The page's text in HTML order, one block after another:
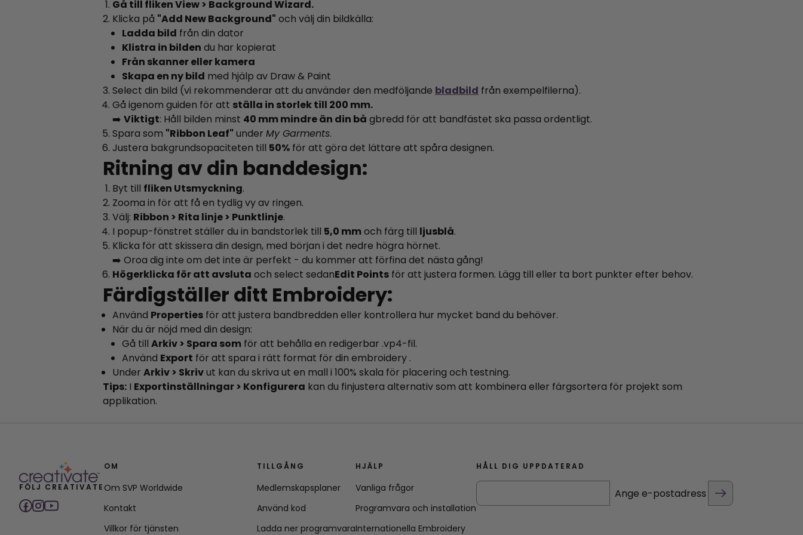
Gå till fliken View > Background Wizard.
Klicka på "Add New Background" och välj din bildkälla:
Ladda bild från din dator
Klistra in bilden du har kopierat
Från skanner eller kamera
Skapa en ny bild med hjälp av Draw & Paint
Select din bild (vi rekommenderar att du använder den medföljande bladbild från exempelfilerna).
Gå igenom guiden för att ställa in storlek till 200 mm.
➡️ Viktigt: Håll bilden minst 40 mm mindre än din bå gbredd för att bandfästet ska passa ordentligt.
Spara som "Ribbon Leaf" under My Garments.
Justera bakgrundsopaciteten till 50% för att göra det lättare att spåra designen.
Ritning av din banddesign:
Byt till fliken Utsmyckning.
Zooma in för att få en tydlig vy av ringen.
Välj: Ribbon > Rita linje > Punktlinje.
I popup-fönstret ställer du in bandstorlek till 5,0 mm och färg till ljusblå.
Klicka för att skissera din design, med början i det nedre högra hörnet.
➡️ Oroa dig inte om det inte är perfekt - du kommer att förfina det nästa gång!
Högerklicka för att avsluta och select sedanEdit Points för att justera formen. Lägg till eller ta bort punkter efter behov.
Färdigställer ditt Embroidery:
Använd Properties för att justera bandbredden eller kontrollera hur mycket band du behöver.
När du är nöjd med din design:
Gå till Arkiv > Spara som för att behålla en redigerbar .vp4-fil.
Använd Export för att spara i rätt format för din embroidery .
Under Arkiv > Skrivut kan du skriva ut en mall i 100% skala för placering och testning.
Tips: I Exportinställningar > Konfigurera kan du finjustera alternativ som att kombinera eller färgsortera för projekt som
applikation.
FÖLJ CREATIVATE
OM
Om SVP Worldwide
Kontakt
Villkor för tjänsten
TILLGÅNG
Medlemskapsplaner
Använd kod
Ladda ner programvara
HJÄLP
Vanliga frågor
Programvara och installation
Internationella Embroidery
HÅLL DIG UPPDATERAD
Ange e-postadress